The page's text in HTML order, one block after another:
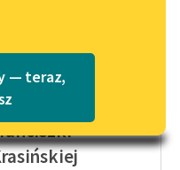
Katalog w formacie PDF
— teraz,
z Tańskich